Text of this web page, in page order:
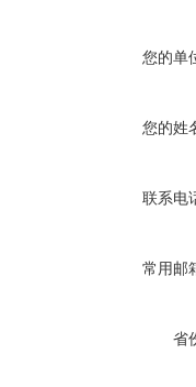
您的单
您的姓
联系电
常用邮
省